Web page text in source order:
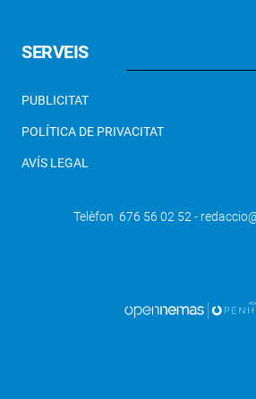
SERVEIS
PUBLICITAT
POLÍTICA DE PRIVACITAT
AVÍS LEGAL
Telèfon 676 56 02 52 -